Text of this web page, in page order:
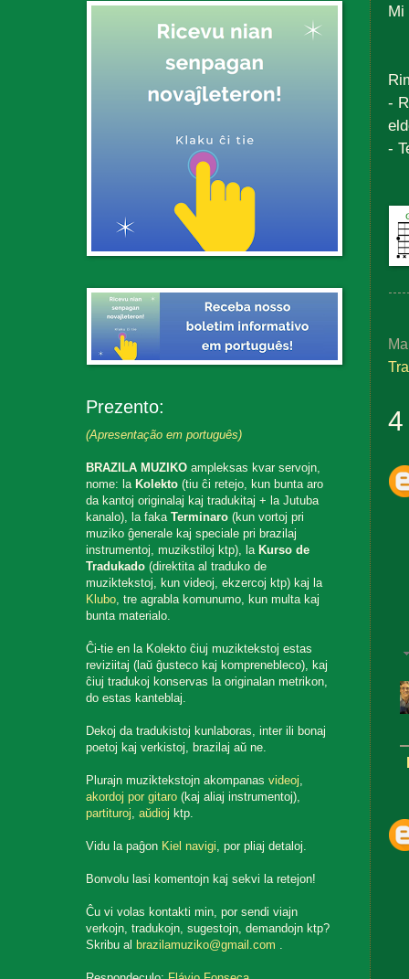
Mi
-
-
Prezento:
(Apresentação em português)
BRAZILA MUZIKO ampleksas kvar servojn,
nome: la Kolekto (tiu ĉi retejo, kun bunta aro
da kantoj originalaj kaj tradukitaj + la Jutuba
kanalo), la fakaTerminaro (kun vortoj pri
muziko ĝenerale kaj speciale pri brazilaj
instrumentoj, muzikstiloj ktp), la Kurso de
Tradukado (direktita al traduko de
muziktekstoj, kun videoj, ekzercoj ktp) kaj la
Klubo, tre agrabla komunumo, kun multa kaj
bunta materialo.
Ĉi-tie en la Kolekto ĉiuj muziktekstoj estas
reviziitaj (laŭ ĝusteco kaj komprenebleco), kaj
ĉiuj tradukoj konservas la originalan metrikon,
do estas kanteblaj.
Dekoj da tradukistoj kunlaboras, inter ili bonaj
poetoj kaj verkistoj, brazilaj aŭ ne.
Plurajn muziktekstojn akompanasvideoj,
akordoj por gitaro (kaj aliaj instrumentoj),
partituroj,aŭdioj ktp.
Vidu la paĝon Kiel navigi, por pliaj detaloj.
Bonvolu lasi komentojn kaj sekvi la retejon!
Ĉu vi volas kontakti min, por sendi viajn
verkojn, tradukojn, sugestojn, demandojn ktp?
Skribu al brazilamuziko@gmail.com .